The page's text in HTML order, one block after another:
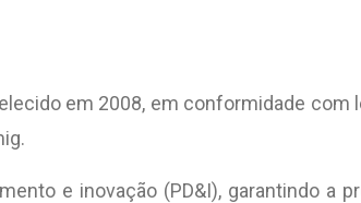
em 2008, em conformidade com
e inovação (PD&I), garantindo a